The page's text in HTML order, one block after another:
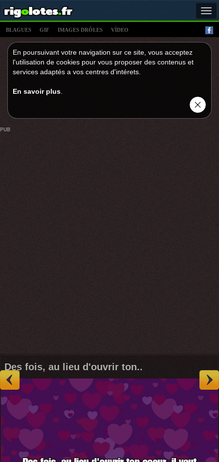
BLAGUES GIF IMAGES DRÔLES VÍDEO
En poursuivant votre navigation sur ce site, vous acceptez
l'utilisation de cookies pour vous proposer des contenus et
services adaptés a vos centres d'intérets.
En savoir plus
PUB
Des fois, au lieu d'ouvrir ton..